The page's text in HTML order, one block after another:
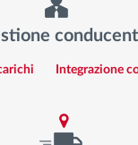
Integrazione